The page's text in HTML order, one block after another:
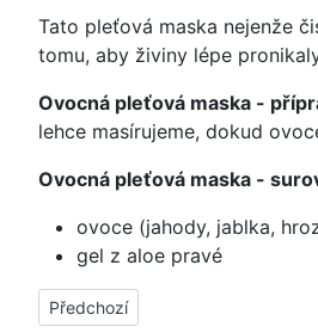
Tato pleťová maska nejenže
tomu, aby živiny lépe
Ovocná pleťová maska -
lehce masírujeme, dokud
Ovocná pleťová maska -
ovoce (jahody, jablka,
gel z aloe pravé
Předchozí článek: Jogurtová
Předchozí